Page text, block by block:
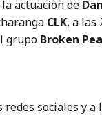
actuación de
CLK, a las
grupo Broken
sociales y